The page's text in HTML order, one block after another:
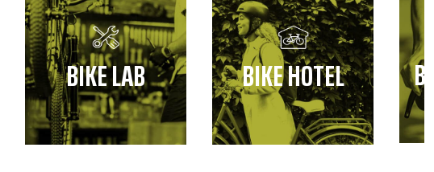
BIKE LAB BIKE HOTEL